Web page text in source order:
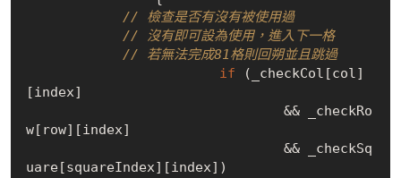
// 檢查是否有沒有被使用過
// 沒有即可設為使用，進入下一格
// 若無法完成81格則回朔並且跳過
if (_checkCol [col]
[index]
				&&
_checkRo
w[ row] [index]
				&&
_checkSq
uare[squareIndex] [index] )